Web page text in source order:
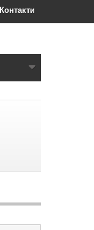
Контакти